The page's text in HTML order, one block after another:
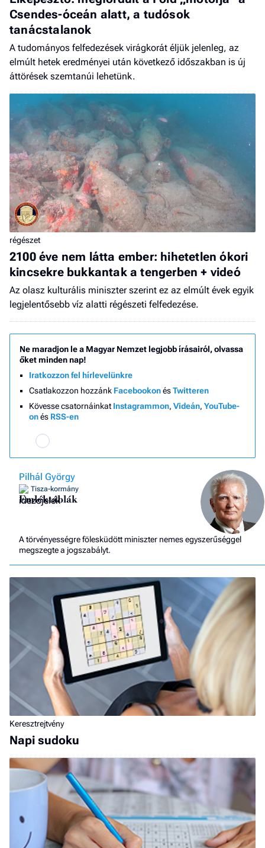
Csendes-óceán alatt, a tudósok
tanácstalanok
A tudományos felfedezések virágkorát éljük jelenleg, az
elmúlt hetek eredményei után következő időszakban is új
áttörések szemtanúi lehetünk.
régészet
2100 éve nem látta ember: hihetetlen ókori
kincsekre bukkantak a tengerben + videó
Az olasz kulturális miniszter szerint ez az elmúlt évek egyik
legjelentősebb víz alatti régészeti felfedezése.
Ne maradjon le a Magyar Nemzet legjobb írásairól, olvassa
őket minden nap!
Iratkozzon fel hírlevelünkre
Csatlakozzon hozzánk FacebookonésTwitteren
Kövesse csatornáinkat Instagrammon, Videán, YouTube-
onés RSS-en
Pilhál György
Tisza-kormány
Emléktáblák
A törvényességre fölesküdött miniszter nemes egyszerűséggel
megszegte a jogszabályt.
Keresztrejtvény
Napi sudoku